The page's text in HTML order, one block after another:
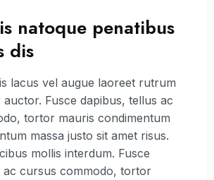
natoque penatibus
dis
lacus vel augue laoreet rutrum
Fusce dapibus, tellus ac
tortor mauris condimentum
massa justo sit amet risus.
mollis interdum. Fusce
ac cursus commodo, tortor